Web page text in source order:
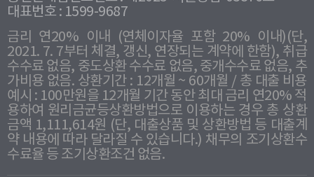
대표번호 : 1599-9687
금리 연20% 이내 (연체이자율 포함 20% 이내)(단,
2021. 7. 7부터 체결, 갱신, 연장되는 계약에 한함), 취급
수수료 없음, 중도상환 수수료 없음, 중개수수료 없음, 추
가비용 없음. 상환기간 : 12개월 ~ 60개월 / 총 대출 비용
예시 : 100만원을 12개월 기간 동안 최대 금리 연20% 적
용하여 원리금균등상환방법으로 이용하는 경우 총 상환
금액 1,111,614원 (단, 대출상품 및 상환방법 등 대출계
약 내용에 따라 달라질 수 있습니다.) 채무의 조기상환수
수료율 등 조기상환조건 없음.